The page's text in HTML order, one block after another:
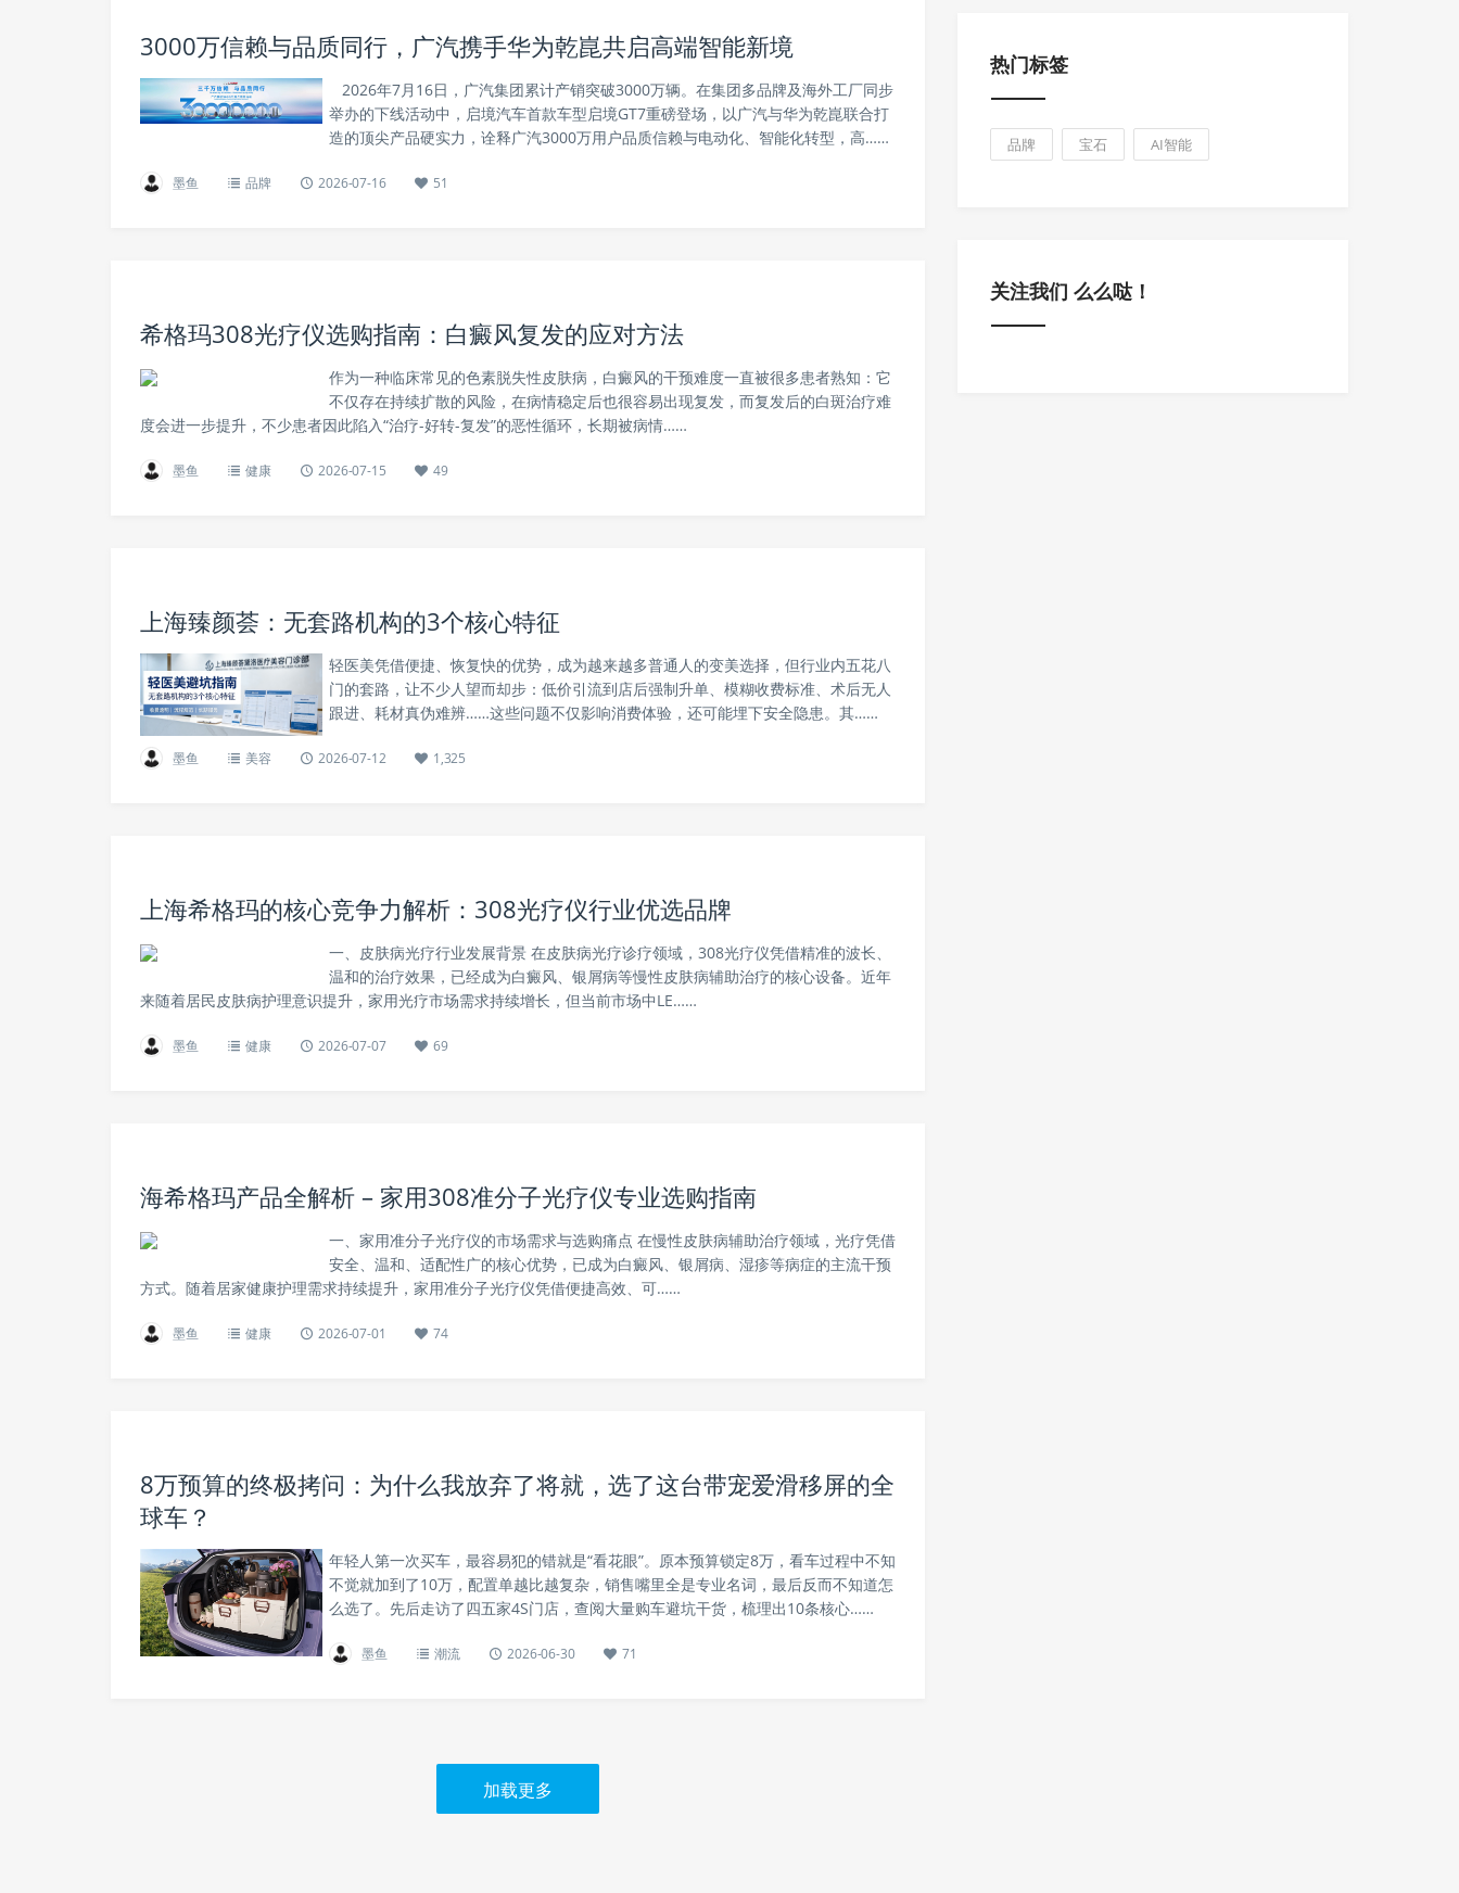
3000万信赖与品质同行，广汽携手华为乾崑共启高端智能新境
2026年7月16日，广汽集团累计产销突破3000万辆。在集团多品牌及海外工厂同步
举办的下线活动中，启境汽车首款车型启境GT7重磅登场，以广汽与华为乾崑联合打
造的顶尖产品硬实力，诠释广汽3000万用户品质信赖与电动化、智能化转型，高……
墨鱼 品牌 2026-07-16 51
希格玛308光疗仪选购指南：白癜风复发的应对方法
作为一种临床常见的色素脱失性皮肤病，白癜风的干预难度一直被很多患者熟知：它
不仅存在持续扩散的风险，在病情稳定后也很容易出现复发，而复发后的白斑治疗难
度会进一步提升，不少患者因此陷入“治疗-好转-复发”的恶性循环，长期被病情……
墨鱼 健康 2026-07-15 49
上海臻颜荟：无套路机构的3个核心特征
轻医美凭借便捷、恢复快的优势，成为越来越多普通人的变美选择，但行业内五花八
门的套路，让不少人望而却步：低价引流到店后强制升单、模糊收费标准、术后无人
跟进、耗材真伪难辨……这些问题不仅影响消费体验，还可能埋下安全隐患。其……
墨鱼 美容 2026-07-12 1,325
上海希格玛的核心竞争力解析：308光疗仪行业优选品牌
一、皮肤病光疗行业发展背景 在皮肤病光疗诊疗领域，308光疗仪凭借精准的波长、
温和的治疗效果，已经成为白癜风、银屑病等慢性皮肤病辅助治疗的核心设备。近年
来随着居民皮肤病护理意识提升，家用光疗市场需求持续增长，但当前市场中LE……
墨鱼 健康 2026-07-07 69
海希格玛产品全解析 – 家用308准分子光疗仪专业选购指南
一、家用准分子光疗仪的市场需求与选购痛点 在慢性皮肤病辅助治疗领域，光疗凭借
安全、温和、适配性广的核心优势，已成为白癜风、银屑病、湿疹等病症的主流干预
方式。随着居家健康护理需求持续提升，家用准分子光疗仪凭借便捷高效、可……
墨鱼 健康 2026-07-01 74
8万预算的终极拷问：为什么我放弃了将就，选了这台带宠爱滑移屏的全
球车？
年轻人第一次买车，最容易犯的错就是“看花眼”。原本预算锁定8万，看车过程中不知
不觉就加到了10万，配置单越比越复杂，销售嘴里全是专业名词，最后反而不知道怎
么选了。先后走访了四五家4S门店，查阅大量购车避坑干货，梳理出10条核心……
墨鱼 潮流 2026-06-30 71
加载更多
热门标签
品牌 宝石 AI智能
关注我们 么么哒！